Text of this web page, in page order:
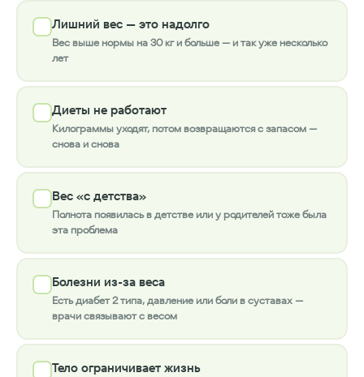
Лишний вес — это надолго
Вес выше нормы на 30 кг и больше — и так уже несколько
лет
Диеты не работают
Килограммы уходят, потом возвращаются с запасом —
снова и снова
Вес «с детства»
Полнота появилась в детстве или у родителей тоже была
эта проблема
Болезни из-за веса
Есть диабет 2 типа, давление или боли в суставах —
врачи связывают с весом
Тело ограничивает жизнь